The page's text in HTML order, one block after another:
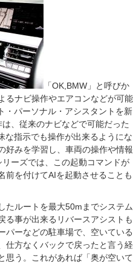
「OK,BMW」と呼びか
るナビ操作やエアコンなどが可能
・パーソナル・アシスタントを新
、従来のナビなどで可能だった
な指示でも操作が出来るようにな
好みを学習し、車両の操作や情報
ーズでは、この起動コマンドが
前を付けてAIを起動させることも
たルートを最大50mまでシステム
る事が出来るリバースアシストも
パーなどの駐車場で、空いている
仕方なくバックで戻ったと言う経
思う。これがあれば「奥が空いて